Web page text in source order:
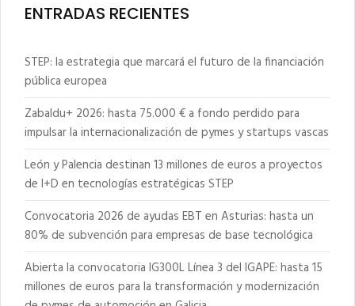
ENTRADAS RECIENTES
STEP: la estrategia que marcará el futuro de la financiación
pública europea
Zabaldu+ 2026: hasta 75.000 € a fondo perdido para
impulsar la internacionalización de pymes y startups vascas
León y Palencia destinan 13 millones de euros a proyectos
de I+D en tecnologías estratégicas STEP
Convocatoria 2026 de ayudas EBT en Asturias: hasta un
80% de subvención para empresas de base tecnológica
Abierta la convocatoria IG300L Línea 3 del IGAPE: hasta 15
millones de euros para la transformación y modernización